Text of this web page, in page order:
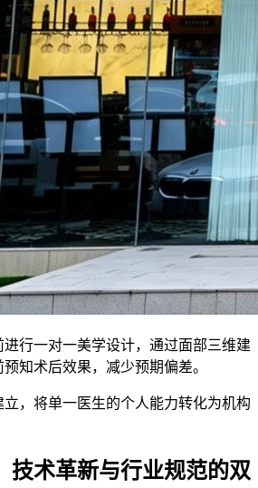
进行一对一美学设计，通过面部三维建
知术后效果，减少预期偏差。
，将单一医生的个人能力转化为机构
技术革新与行业规范的双